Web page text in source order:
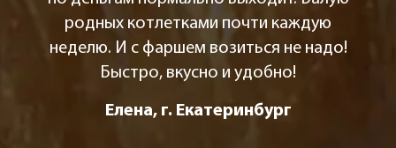
родных котлетками почти каждую
неделю. И с фаршем возиться не надо!
Быстро, вкусно и удобно!
Елена, г. Екатеринбург